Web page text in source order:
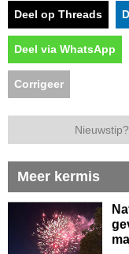
Deel op Threads
Deel via WhatsApp
Corrigeer
Meer kermis